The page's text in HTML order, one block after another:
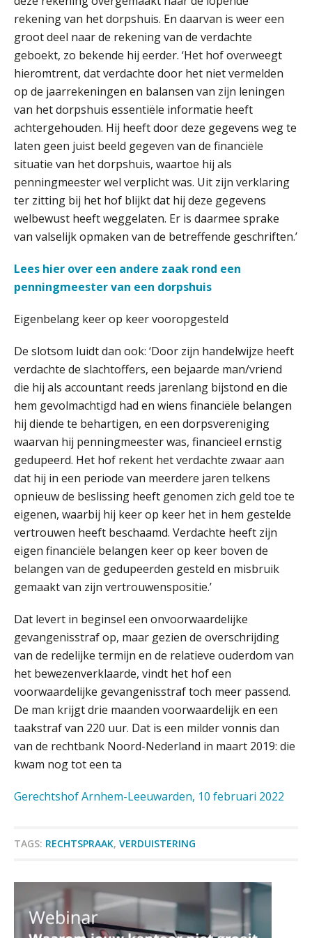
rekening van het dorpshuis. En daarvan is weer een
groot deel naar de rekening van de verdachte
geboekt, zo bekende hij eerder. ‘Het hof overweegt
hieromtrent, dat verdachte door het niet vermelden
op de jaarrekeningen en balansen van zijn leningen
van het dorpshuis essentiële informatie heeft
achtergehouden. Hij heeft door deze gegevens weg te
laten geen juist beeld gegeven van de financiële
situatie van het dorpshuis, waartoe hij als
penningmeester wel verplicht was. Uit zijn verklaring
ter zitting bij het hof blijkt dat hij deze gegevens
welbewust heeft weggelaten. Er is daarmee sprake
van valselijk opmaken van de betreffende geschriften.’
Lees hier over een andere zaak rond een
penningmeester van een dorpshuis
Eigenbelang keer op keer vooropgesteld
De slotsom luidt dan ook: ‘Door zijn handelwijze heeft
verdachte de slachtoffers, een bejaarde man/vriend
die hij als accountant reeds jarenlang bijstond en die
hem gevolmachtigd had en wiens financiële belangen
hij diende te behartigen, en een dorpsvereniging
waarvan hij penningmeester was, financieel ernstig
gedupeerd. Het hof rekent het verdachte zwaar aan
dat hij in een periode van meerdere jaren telkens
opnieuw de beslissing heeft genomen zich geld toe te
eigenen, waarbij hij keer op keer het in hem gestelde
vertrouwen heeft beschaamd. Verdachte heeft zijn
eigen financiële belangen keer op keer boven de
belangen van de gedupeerden gesteld en misbruik
gemaakt van zijn vertrouwenspositie.’
Dat levert in beginsel een onvoorwaardelijke
gevangenisstraf op, maar gezien de overschrijding
van de redelijke termijn en de relatieve ouderdom van
het bewezenverklaarde, vindt het hof een
voorwaardelijke gevangenisstraf toch meer passend.
De man krijgt drie maanden voorwaardelijk en een
taakstraf van 220 uur. Dat is een milder vonnis dan
van de rechtbank Noord-Nederland in maart 2019: die
kwam nog tot een ta
Gerechtshof Arnhem-Leeuwarden, 10 februari 2022
TAGS: RECHTSPRAAK, VERDUISTERING
ICT & AI | Volledig automatische
factuurverwerking: zo kom je er
Hierom zijn webshopondernemers
boekhoudfouten
Blog | Aandachtspunten bij de
transitie in verband met de Wet
toekomst pensioenen voor de
werkgever
Verstoorde arbeidsrelatie als
ontslaggrond: zo begeleid je jouw
door Amerikaanse belastingwet
en schenkbelasting.
Zomer. Tijd om je loopbaan onder
de loep te nemen.
Q Home: DAC7-compliant opschalen
als verhuurplatform voor
vakantiewoningen
5 signalen dat jouw relatiebeheer
niet meer werkt (en hoe je dat oplost)
Fusies en overnames | Met
waardebepalingen bedrijfsadvies
dichter bij de ondernemer
Van Wwft naar AMLR: wat verandert
er in 2027?
Driver-based models: de essentiële
bouwstenen voor elk finance team
Werven op klik is willekeurig. Zo
verminder je verloop structureel.
Buy & build: urenregistratie als
verborgen EBITDA-hefboom
Boekhoudlandschap sterk
Hoe Hoek en Blok het
Schaalbaar IT-beheer sluit naadloos
aan bij het snelgroeiende Reanda
Audit assistent
KNAV